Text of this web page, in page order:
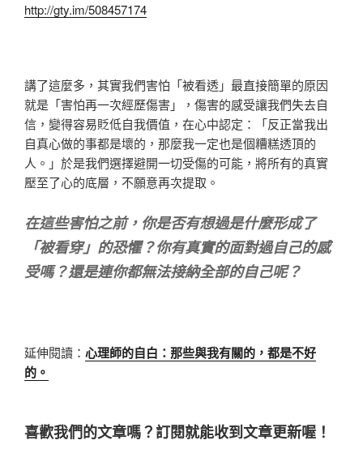
http://gty.im/508457174
講了這麼多，其實我們害怕「被看透」最直接簡單的原因
就是「害怕再一次經歷傷害」，傷害的感受讓我們失去自
信，變得容易貶低自我價值，在心中認定：「反正當我出
自真心做的事都是壞的，那麼我一定也是個糟糕透頂的
人。」於是我們選擇避開一切受傷的可能，將所有的真實
壓至了心的底層，不願意再次提取。
在這些害怕之前，你是否有想過是什麼形成了
「被看穿」的恐懼？你有真實的面對過自己的感
受嗎？還是連你都無法接納全部的自己呢？
延伸閱讀： 心理師的自白：那些與我有關的，都是不好
的。
喜歡我們的文章嗎？訂閱就能收到文章更新喔！